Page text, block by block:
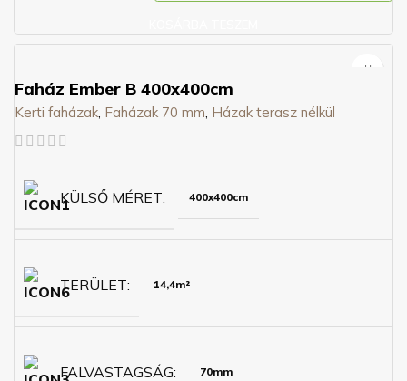
Faház Ember B 400x400cm
Kerti faházak, Faházak 70 mm, Házak terasz nélkül
KÜLSŐ MÉRET 400x400cm
TERÜLET 14,4m²
FALVASTAGSÁG 70mm